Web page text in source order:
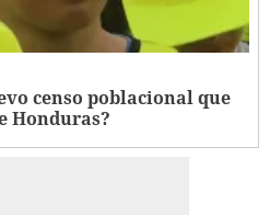
censo poblacional que
Honduras?